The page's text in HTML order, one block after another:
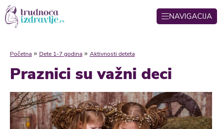
NAVIGACIJA
Početna » Dete 1-7 godina » Aktivnosti deteta
Praznici su važni deci